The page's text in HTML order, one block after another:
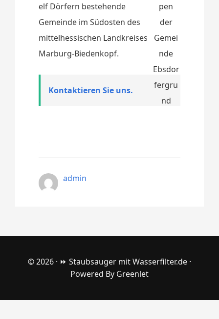
elf Dörfern bestehende
Gemeinde im Südosten des
mittelhessischen Landkreises
Marburg-Biedenkopf.
Kontaktieren Sie uns.
admin
© 2026 · ⏩ Staubsauger mit Wasserfilter.de ·
Powered By Greenlet